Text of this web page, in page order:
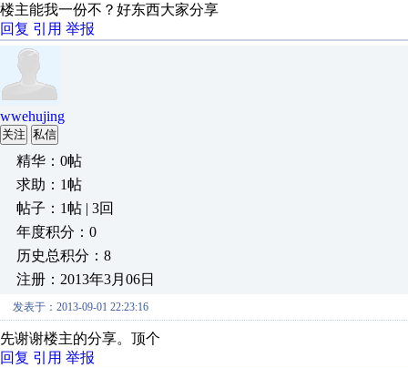
楼主能我一份不？好东西大家分享
回复 引用 举报
wwehujing
关注 私信
精华：0帖
求助：1帖
帖子：1帖 | 3回
年度积分：0
历史总积分：8
注册：2013年3月06日
发表于：2013-09-01 22:23:16
先谢谢楼主的分享。顶个
回复 引用 举报